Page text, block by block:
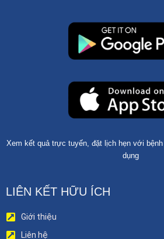
Xem kết quả trực tuyến, đặt lịch hẹn với
dụng
LIÊN KẾT HỮU ÍCH
Giới thiệu
Liên hệ